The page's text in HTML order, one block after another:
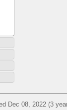
Dec 08, 2022 (3